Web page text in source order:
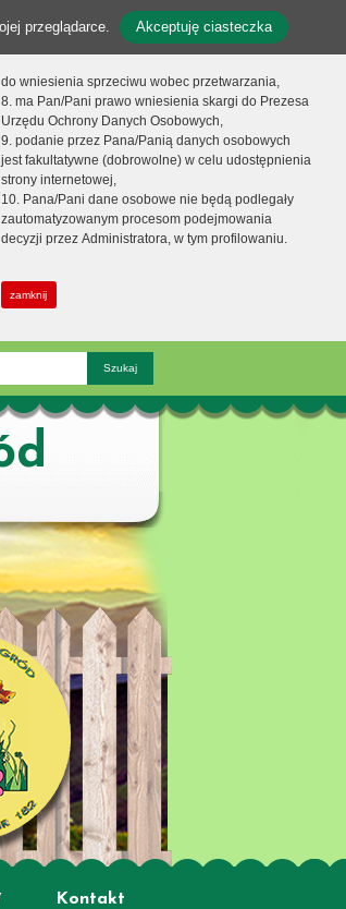
przeglądarce. Akceptuję ciasteczka
do wniesienia sprzeciwu wobec przetwarzania,
8. ma Pan/Pani prawo wniesienia skargi do Prezesa
Urzędu Ochrony Danych Osobowych,
9. podanie przez Pana/Panią danych osobowych
jest fakultatywne (dobrowolne) w celu udostępnienia
strony internetowej,
10. Pana/Pani dane osobowe nie będą podlegały
zautomatyzowanym procesom podejmowania
decyzji przez Administratora, w tym profilowaniu.
zamknij
Kontakt